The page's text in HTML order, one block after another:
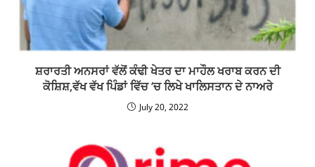
ਸ਼ਰਾਰਤੀ ਅਨਸਰਾਂ ਵੱਲੋਂ ਕੰਢੀ ਖੇਤਰ ਦਾ ਮਾਹੌਲ ਖਰਾਬ ਕਰਨ ਦੀ
ਕੋਸ਼ਿਸ਼,ਵੱਖ ਵੱਖ ਪਿੰਡਾਂ ਵਿੱਚ ‘ਚ ਲਿਖੇ ਖਾਲਿਸਤਾਨ ਦੇ ਨਾਅਰੇ
July 20, 2022